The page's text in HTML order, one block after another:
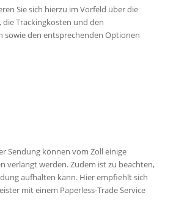
Sie sich hierzu im Vorfeld über die
Trackingkosten und den
sowie den entsprechenden Optionen
Sendung können vom Zoll einige
verlangt werden. Zudem ist zu beachten,
aufhalten kann. Hier empfiehlt sich
mit einem Paperless-Trade Service